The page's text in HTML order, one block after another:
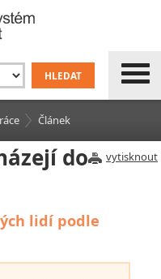
Článek
vytisknout
do
lidí podle